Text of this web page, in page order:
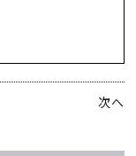
次へ